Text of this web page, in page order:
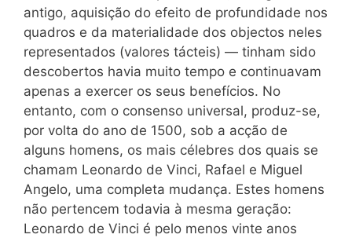
antigo, aquisição do efeito de profundidade nos
quadros e da materialidade dos objectos neles
representados (valores tácteis) — tinham sido
descobertos havia muito tempo e continuavam
apenas a exercer os seus benefícios. No
entanto, com o consenso universal, produz-se,
por volta do ano de 1500, sob a acção de
alguns homens, os mais célebres dos quais se
chamam Leonardo de Vinci, Rafael e Miguel
Angelo, uma completa mudança. Estes homens
não pertencem todavia à mesma geração:
Leonardo de Vinci é pelo menos vinte anos